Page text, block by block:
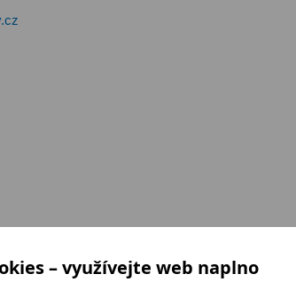
– využívejte web naplno